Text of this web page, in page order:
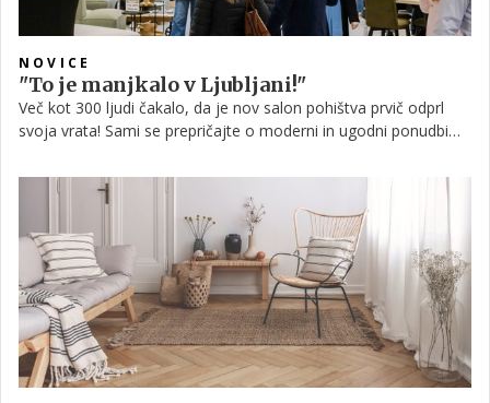
NOVICE
"To je manjkalo v Ljubljani!"
Več kot 300 ljudi čakalo, da je nov salon pohištva prvič odprl
svoja vrata! Sami se prepričajte o moderni in ugodni ponudbi
na Ameriški ulici 13, vhoda A5 in A6.